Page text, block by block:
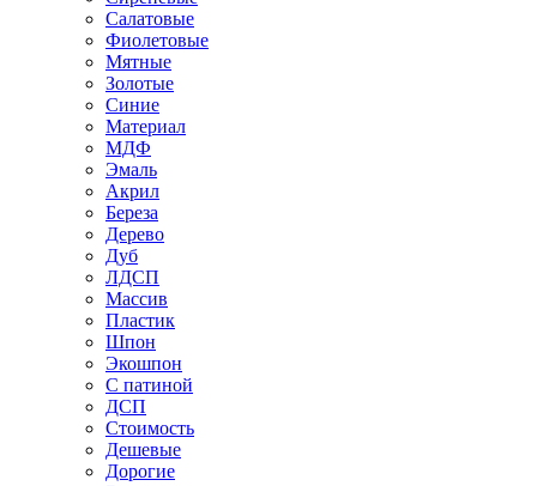
Салатовые
Фиолетовые
Мятные
Золотые
Синие
Материал
МДФ
Эмаль
Акрил
Береза
Дерево
Дуб
ЛДСП
Массив
Пластик
Шпон
Экошпон
С патиной
ДСП
Стоимость
Дешевые
Дорогие